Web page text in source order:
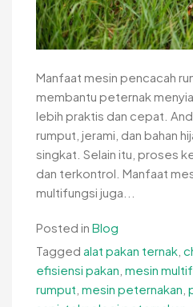
Manfaat mesin pencacah
membantu peternak
lebih praktis dan cepat.
rumput, jerami, dan bahan
singkat. Selain itu, proses
dan terkontrol. Manfaat
multifungsi juga...
Posted in Blog
Tagged alat pakan ternak
efisiensi pakan mesin
rumput mesin peternakan